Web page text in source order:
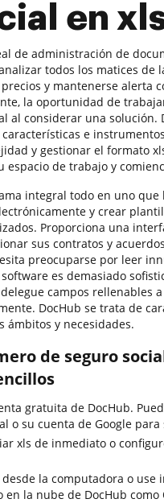
en
de administración de
todos los matices de
y mantenerse alerta
la oportunidad de
al considerar una solución.
e
y gestionar el formato
espacio de trabajo y
integral todo en uno
y crear
Proporciona una
sus contratos y
preocuparse por leer
es demasiado
campos rellenables
DocHub se trata de
ámbitos y necesidades.
de seguro
gratuita de DocHub.
o su cuenta de Google
xls de inmediato o
la computadora o use
la nube de DocHub como